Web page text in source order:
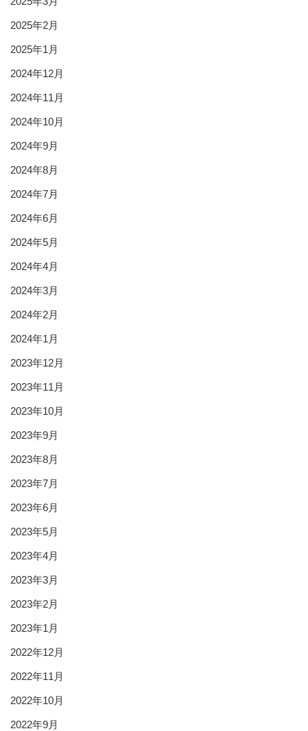
2025年2月
2025年1月
2024年12月
2024年11月
2024年10月
2024年9月
2024年8月
2024年7月
2024年6月
2024年5月
2024年4月
2024年3月
2024年2月
2024年1月
2023年12月
2023年11月
2023年10月
2023年9月
2023年8月
2023年7月
2023年6月
2023年5月
2023年4月
2023年3月
2023年2月
2023年1月
2022年12月
2022年11月
2022年10月
2022年9月